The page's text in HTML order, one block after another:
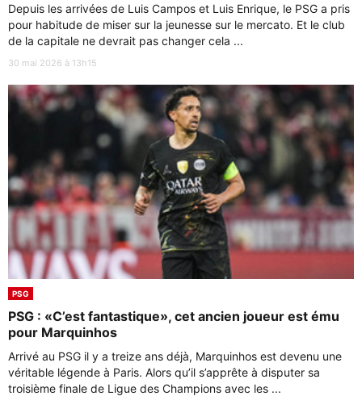
Depuis les arrivées de Luis Campos et Luis Enrique, le PSG a pris
pour habitude de miser sur la jeunesse sur le mercato. Et le club
de la capitale ne devrait pas changer cela ...
30 mai 2026 à 13h15
PSG
PSG : «C’est fantastique», cet ancien joueur est ému
pour Marquinhos
Arrivé au PSG il y a treize ans déjà, Marquinhos est devenu une
véritable légende à Paris. Alors qu’il s’apprête à disputer sa
troisième finale de Ligue des Champions avec les ...